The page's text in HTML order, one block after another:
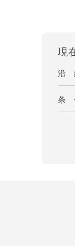
現
沿
条